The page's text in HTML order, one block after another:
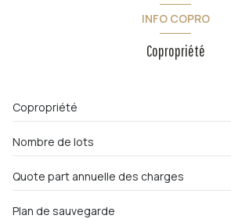
exposition Sud-Ouest
3 étage(s)
vue Dégagée
INFO COPRO
Copropriété
Copropriété
Nombre de lots
Quote part annuelle des charges
Plan de sauvegarde